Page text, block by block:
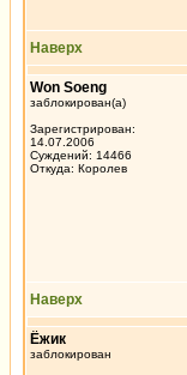
Наверх
Won Soeng
заблокирован(а)
Зарегистрирован:
14.07.2006
Суждений: 14466
Откуда: Королев
Наверх
Ёжик
заблокирован